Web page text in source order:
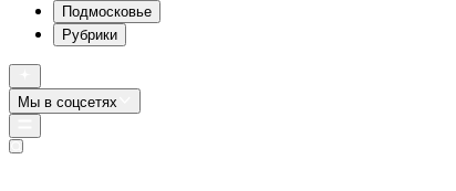
Подмосковье
Рубрики
Мы в соцсетях